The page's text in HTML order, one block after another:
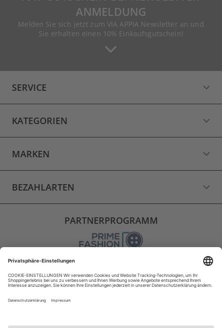
ANMELDUNG
Melden Sie sich jetzt zum VIA APPIA Newsletter an und
Sie erhalten einen 10% Einkaufsgutschein!
SERVICE
KATEGORIEN
MARKEN
BEZAHLARTEN
PARTNERPROGRAMM
VERSAND